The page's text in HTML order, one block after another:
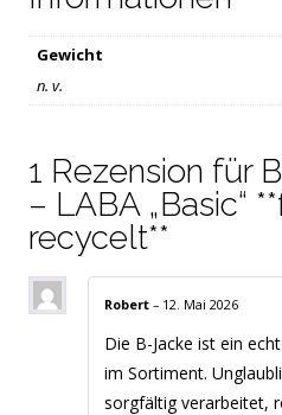
Gewicht
n. v.
1 Rezension für
– LABA „Basic“
recycelt**
Robert– 12. Mai 2026
Die B-Jacke ist ein
im Sortiment.
sorgfältig verarbeitet,